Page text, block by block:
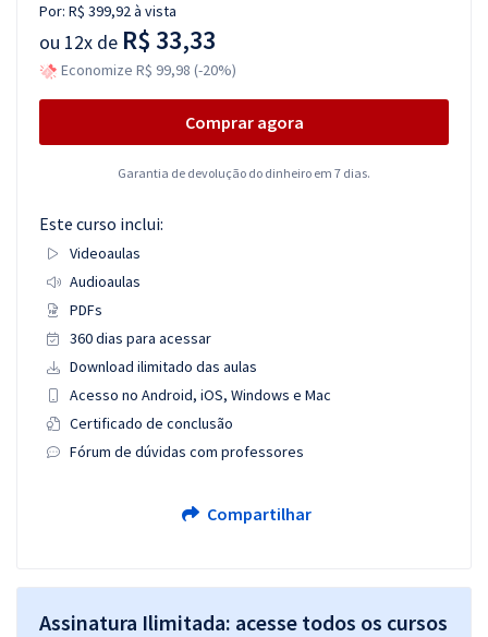
Por: R$ 399,92à vista
ou 12x de R$ 33,33
Economize R$ 99,98 (-20%)
Comprar agora
Garantia de devolução do dinheiro em 7 dias.
Este curso inclui:
Videoaulas
Audioaulas
PDFs
360 dias para acessar
Download ilimitado das aulas
Acesso no Android, iOS, Windows e Mac
Certificado de conclusão
Fórum de dúvidas com professores
Compartilhar
Assinatura Ilimitada: acesse todos os cursos